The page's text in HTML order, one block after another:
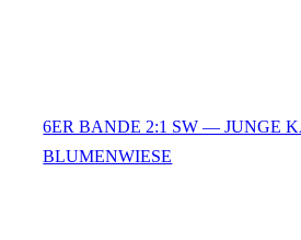
6ER BANDE 2:1 SW — JUNGE
BLUMENWIESE